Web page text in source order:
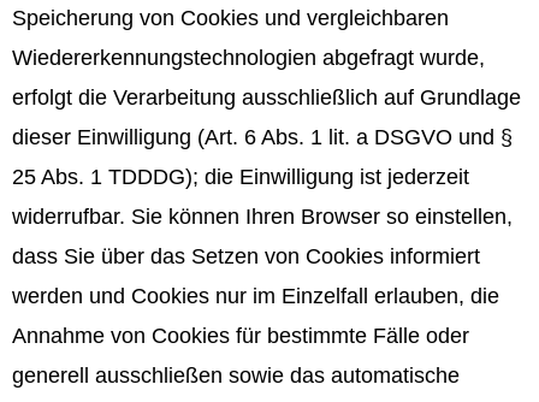
Speicherung von Cookies und vergleichbaren
Wiedererkennungstechnologien abgefragt wurde,
erfolgt die Verarbeitung ausschließlich auf Grundlage
dieser Einwilligung (Art. 6 Abs. 1 lit. a DSGVO und §
25 Abs. 1 TDDDG); die Einwilligung ist jederzeit
widerrufbar. Sie können Ihren Browser so einstellen,
dass Sie über das Setzen von Cookies informiert
werden und Cookies nur im Einzelfall erlauben, die
Annahme von Cookies für bestimmte Fälle oder
generell ausschließen sowie das automatische